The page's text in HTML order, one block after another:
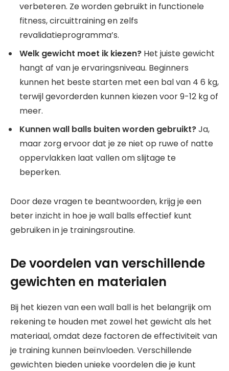
verbeteren. Ze worden gebruikt in functionele
fitness, circuittraining en zelfs
revalidatieprogramma’s.
Welk gewicht moet ik kiezen? Het juiste gewicht
hangt af van je ervaringsniveau. Beginners
kunnen het beste starten met een bal van 4 6 kg,
terwijl gevorderden kunnen kiezen voor 9-12 kg of
meer.
Kunnen wall balls buiten worden gebruikt?Ja,
maar zorg ervoor dat je ze niet op ruwe of natte
oppervlakken laat vallen om slijtage te
beperken.
Door deze vragen te beantwoorden, krijg je een
beter inzicht in hoe je wall balls effectief kunt
gebruiken in je trainingsroutine.
De voordelen van verschillende
gewichten en materialen
Bij het kiezen van een wall ball is het belangrijk om
rekening te houden met zowel het gewicht als het
materiaal, omdat deze factoren de effectiviteit van
je training kunnen beïnvloeden. Verschillende
gewichten bieden unieke voordelen die je kunt